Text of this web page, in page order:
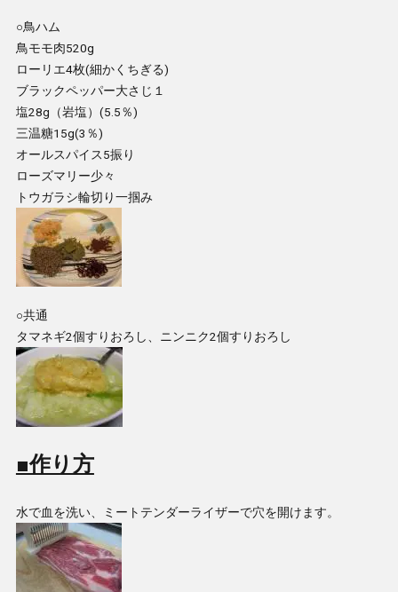
○鳥ハム
鳥モモ肉520g
ローリエ4枚(細かくちぎる)
ブラックペッパー大さじ１
塩28g（岩塩）(5.5％)
三温糖15g(3％)
オールスパイス5振り
ローズマリー少々
トウガラシ輪切り一掴み
○共通
タマネギ2個すりおろし、ニンニク2個すりおろし
■作り方
水で血を洗い、ミートテンダーライザーで穴を開けます。